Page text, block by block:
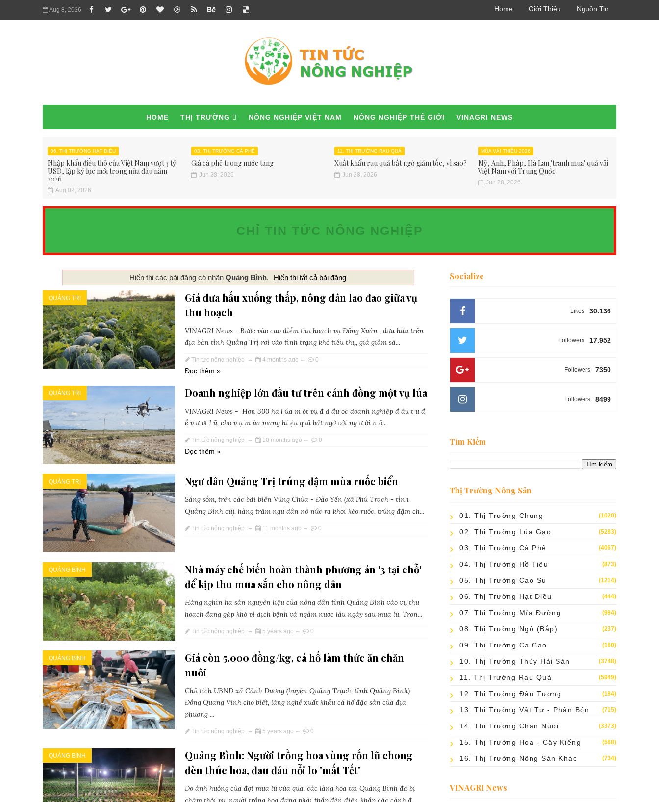
Aug 8, 2026 Home Giới Thiệu Nguồn Tin
HOME THỊ TRƯỜNG NÔNG NGHIỆP VIỆT NAM NÔNG NGHIỆP THẾ GIỚI VINAGRI NEWS
06. THỊ TRƯỜNG HẠT ĐIỀU
Nhập khẩu điều thô của Việt Nam vượt 3 tỷ
USD, lập kỷ lục mới trong nửa đầu năm
2026
Aug 02, 2026
03. THỊ TRƯỜNG CÀ PHÊ
Giá cà phê trong nước tăng
Jun 28, 2026
11. THỊ TRƯỜNG RAU QUẢ
Xuất khẩu rau quả bất ngờ giảm tốc, vì sao?
Jun 28, 2026
MÙA VẢI THIỀU 2026
Mỹ, Anh, Pháp, Hà Lan 'tranh mua' quả vải
Việt Nam với Trung Quốc
Jun 28, 2026
CHỈ TIN TỨC NÔNG NGHIỆP
Hiển thị các bài đăng có nhãn Quảng Bình. Hiển thị tất cả bài đăng
QUẢNG TRỊ
Giá dưa hấu xuống thấp, nông dân lao đao giữa vụ
thu hoạch
VINAGRI News - Bước vào cao điểm thu hoạch vụ Đông Xuân , dưa hấu trên
địa bàn tỉnh Quảng Trị rơi vào tình trạng khó tiêu thụ, giá giảm sâ...
Tin tức nông nghiệp 4 months ago 0
Đọc thêm »
QUẢNG TRỊ Doanh nghiệp lớn đầu tư trên cánh đồng một vụ lúa
VINAGRI News - Hơn 300 ha l úa m ột vụ đ ã đư ợc doanh nghiệp đ ầu t ư đ
ể v ư ợt l ũ, cho v ụ m ùa mang hi ệu quả bất ngờ với ng ư ời n ô...
Tin tức nông nghiệp 10 months ago 0
Đọc thêm »
QUẢNG TRỊ Ngư dân Quảng Trị trúng đậm mùa ruốc biển
Sáng sớm, trên các bãi biển Vũng Chùa - Đảo Yến (xã Phú Trạch - tỉnh
Quảng Bình cũ), hàng trăm ngư dân nô nức ra khơi kéo ruốc, trúng đậm ch...
Tin tức nông nghiệp 11 months ago 0
QUẢNG BÌNH
Nhà máy chế biến hoàn thành phương án '3 tại chỗ'
để kịp thu mua sắn cho nông dân
Hàng nghìn ha sắn nguyên liệu của nông dân tỉnh Quảng Bình vào vụ thu
hoạch đang gặp khó vì dịch bệnh và ngâm nước lâu ngày sau mưa lũ. Tron...
Tin tức nông nghiệp 5 years ago 0
QUẢNG BÌNH
Giá còn 5.000 đồng/kg, cá hố làm thức ăn chăn
nuôi
Chủ tịch UBND xã Cảnh Dương (huyện Quảng Trạch, tỉnh Quảng Bình)
Đồng Quang Vinh cho biết, làng nghề xuất khẩu cá hố đặc sản của địa
phương ...
Tin tức nông nghiệp 5 years ago 0
QUẢNG BÌNH
Quảng Bình: Người trồng hoa vùng rốn lũ chong
đèn thúc hoa, đau đáu nỗi lo 'mất Tết'
Do ảnh hưởng của đợt mưa lũ vừa qua, các làng hoa tại Quảng Bình đã bị
chậm thời vụ, người trồng hoa đang phải thắp đèn điện khắp các cánh đ...
Socialize
30.136
Likes
17.952
Followers
7350
Followers
8499
Followers
Tìm Kiếm
Thị Trường Nông Sản
01. Thị Trường Chung (1020)
02. Thị Trường Lúa Gạo (5283)
03. Thị Trường Cà Phê (4067)
04. Thị Trường Hồ Tiêu (873)
05. Thị Trường Cao Su (1214)
06. Thị Trường Hạt Điều (444)
07. Thị Trường Mía Đường (984)
08. Thị Trường Ngô (bắp) (237)
09. Thị Trường Ca Cao (160)
10. Thị Trường Thủy Hải Sản (3748)
11. Thị Trường Rau Quả (5949)
12. Thị Trường Đậu Tương (184)
13. Thị Trường Vật Tư - Phân Bón (715)
14. Thị Trường Chăn Nuôi (3373)
15. Thị Trường Hoa - Cây Kiểng (568)
16. Thị Trường Nông Sản Khác (734)
VINAGRI News